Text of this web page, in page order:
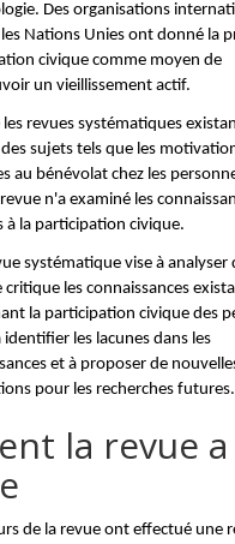
Des organisations
Nations Unies ont donné la
civique comme moyen de
un vieillissement actif.
les revues systématiques
sujets tels que les
au bénévolat chez les
n'a examiné les
à la participation civique.
systématique vise à analyser
critique les connaissances
la participation civique des
identifier les lacunes dans les
et à proposer de
pour les recherches futures.
la revue
de la revue ont effectué une